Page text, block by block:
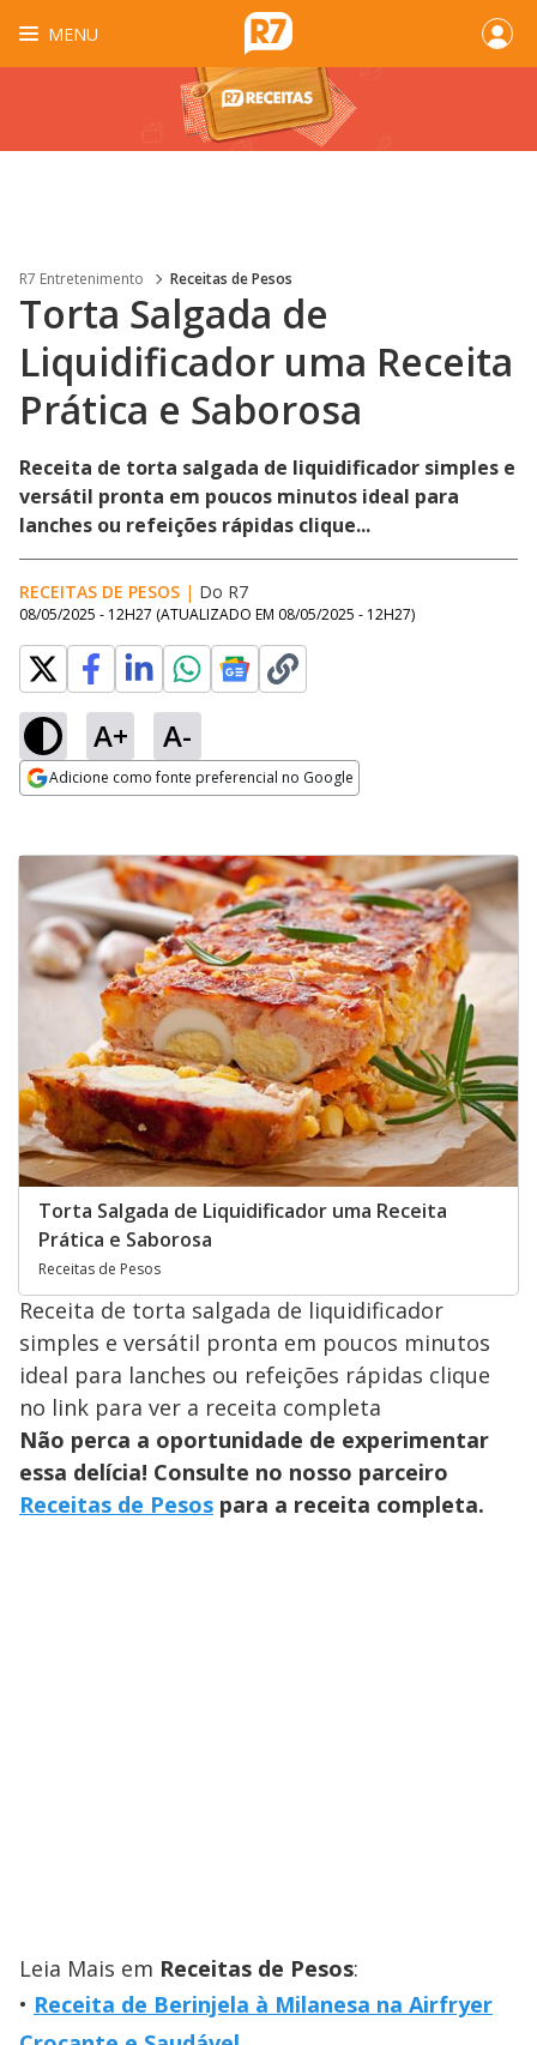
MENU
R7 Entretenimento Receitas de Pesos
Torta Salgada de
Liquidificador uma Receita
Prática e Saborosa
Receita de torta salgada de liquidificador simples e
versátil pronta em poucos minutos ideal para
lanches ou refeições rápidas clique...
RECEITAS DE PESOS | Do R7
08/05/2025 - 12H27 (ATUALIZADO EM 08/05/2025 - 12H27)
A+ A-
Adicione como fonte preferencial no Google
Torta Salgada de Liquidificador uma Receita
Prática e Saborosa
Receitas de Pesos
Receita de torta salgada de liquidificador
simples e versátil pronta em poucos minutos
ideal para lanches ou refeições rápidas clique
no link para ver a receita completa
Não perca a oportunidade de experimentar
essa delícia! Consulte no nosso parceiro
Receitas de Pesos para a receita completa.
Leia Mais em Receitas de Pesos:
Receita de Berinjela à Milanesa na Airfryer